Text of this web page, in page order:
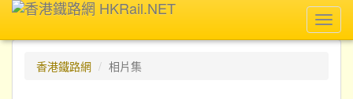
香港鐵路網
相片集